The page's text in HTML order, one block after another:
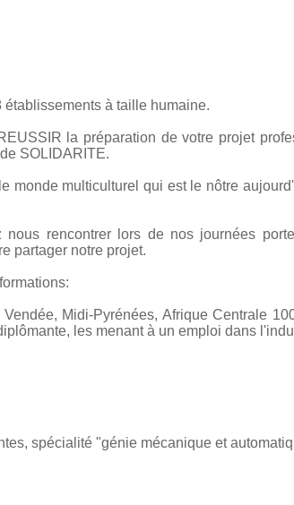
établissements à taille humaine.
la préparation de votre projet
SOLIDARITE.
monde multiculturel qui est le nôtre
rencontrer lors de nos journées
partager notre projet.
Midi-Pyrénées, Afrique Centrale
les menant à un emploi dans
spécialité "génie mécanique et